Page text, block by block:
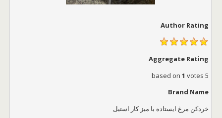
Author Rating
Aggregate Rating
5
1 votes
Brand Name
خردکن مرغ ایستاده با میز کار استیل